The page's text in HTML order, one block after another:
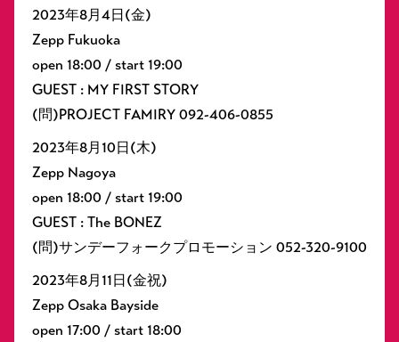
2023年8月4日(金)
Zepp Fukuoka
open 18:00 / start 19:00
GUEST : MY FIRST STORY
(問)PROJECT FAMIRY 092-406-0855
2023年8月10日(木)
Zepp Nagoya
open 18:00 / start 19:00
GUEST : The BONEZ
(問)サンデーフォークプロモーション 052-320-9100
2023年8月11日(金祝)
Zepp Osaka Bayside
open 17:00 / start 18:00